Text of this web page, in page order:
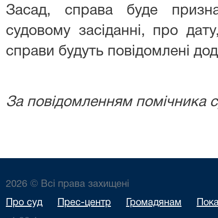
Засад, справа буде
судовому засіданні, про
справи будуть повідомлені
За повідомленням помічника
2026 © Всі права захищені
Про суд Прес-центр Громадянам